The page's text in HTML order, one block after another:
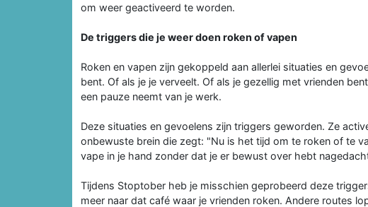
om weer geactiveerd te worden.
De triggers die je weer doen roken of vapen
Roken en vapen zijn gekoppeld aan allerlei situaties en
bent. Of als je je verveelt. Of als je gezellig met vrienden
een pauze neemt van je werk.
Deze situaties en gevoelens zijn triggers geworden. Ze
onbewuste brein die zegt: "Nu is het tijd om te roken of te
vape in je hand zonder dat je er bewust over hebt
Tijdens Stoptober heb je misschien geprobeerd deze
meer naar dat café waar je vrienden roken. Andere routes